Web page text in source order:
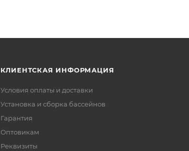
КЛИЕНТСКАЯ ИНФОРМАЦИЯ
Условия оплаты и доставки
Установка и сборка бассейнов
Гарантия
Оптовикам
Реквизиты